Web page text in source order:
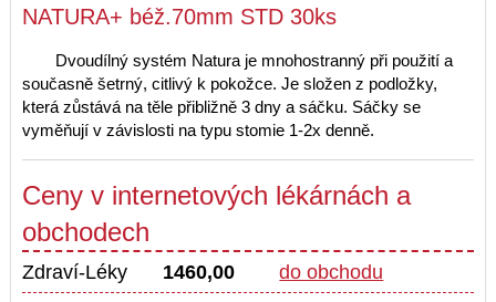
NATURA+ béž.70mm STD 30ks
Dvoudílný systém Natura je mnohostranný při použití a
současně šetrný, citlivý k pokožce. Je složen z podložky,
která zůstává na těle přibližně 3 dny a sáčku. Sáčky se
vyměňují v závislosti na typu stomie 1-2x denně.
Ceny v internetových lékárnách a
obchodech
Zdraví-Léky 1460,00
do obchodu